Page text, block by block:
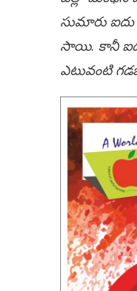
సుమారు
సాయి. కానీ
ఎటువంటి